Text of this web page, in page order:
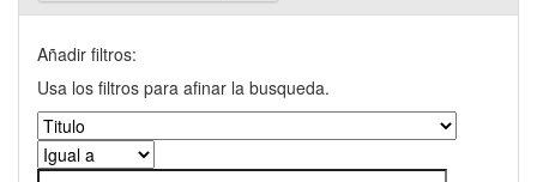
Añadir filtros:
Usa los filtros para afinar la busqueda.